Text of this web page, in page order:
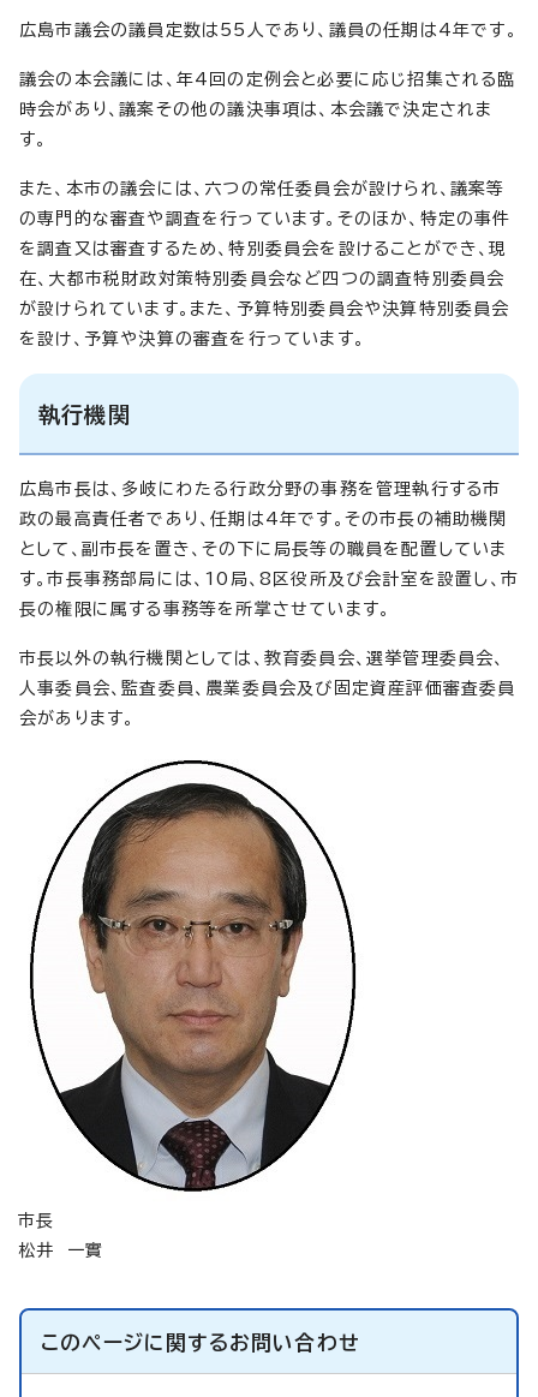
広島市議会の議員定数は55人であり、議員の任期は4年です。
議会の本会議には、年4回の定例会と必要に応じ招集される臨
時会があり、議案その他の議決事項は、本会議で決定されま
す。
また、本市の議会には、六つの常任委員会が設けられ、議案等
の専門的な審査や調査を行っています。そのほか、特定の事件
を調査又は審査するため、特別委員会を設けることができ、現
在、大都市税財政対策特別委員会など四つの調査特別委員会
が設けられています。また、予算特別委員会や決算特別委員会
を設け、予算や決算の審査を行っています。
執行機関
広島市長は、多岐にわたる行政分野の事務を管理執行する市
政の最高責任者であり、任期は4年です。その市長の補助機関
として、副市長を置き、その下に局長等の職員を配置していま
す。市長事務部局には、10局、8区役所及び会計室を設置し、市
長の権限に属する事務等を所掌させています。
市長以外の執行機関としては、教育委員会、選挙管理委員会、
人事委員会、監査委員、農業委員会及び固定資産評価審査委員
会があります。
市長
松井 一實
このページに関するお問い合わせ